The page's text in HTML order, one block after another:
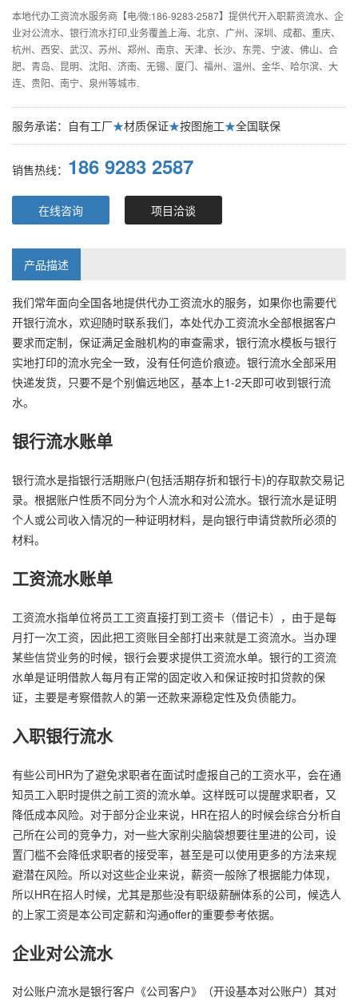
本地代办工资流水服务商【电/微:186-9283-2587】提供代开入职薪资流水、企
业对公流水、银行流水打印,业务覆盖上海、北京、广州、深圳、成都、重庆、
杭州、西安、武汉、苏州、郑州、南京、天津、长沙、东莞、宁波、佛山、合
肥、青岛、昆明、沈阳、济南、无锡、厦门、福州、温州、金华、哈尔滨、大
连、贵阳、南宁、泉州等城市.
服务承诺：自有工厂★材质保证★按图施工★全国联保
销售热线： 186 9283 2587
在线咨询 项目洽谈
产品描述
我们常年面向全国各地提供代办工资流水的服务，如果你也需要代
开银行流水，欢迎随时联系我们，本处代办工资流水全部根据客户
要求而定制，保证满足金融机构的审查需求，银行流水模板与银行
实地打印的流水完全一致，没有任何造价痕迹。银行流水全部采用
快递发货，只要不是个别偏远地区，基本上1-2天即可收到银行流
水。
银行流水账单
银行流水是指银行活期账户(包括活期存折和银行卡)的存取款交易记
录。根据账户性质不同分为个人流水和对公流水。银行流水是证明
个人或公司收入情况的一种证明材料，是向银行申请贷款所必须的
材料。
工资流水账单
工资流水指单位将员工工资直接打到工资卡（借记卡），由于是每
月打一次工资，因此把工资账目全部打出来就是工资流水。当办理
某些信贷业务的时候，银行会要求提供工资流水单。银行的工资流
水单是证明借款人每月有正常的固定收入和保证按时扣贷款的保
证，主要是考察借款人的第一还款来源稳定性及负债能力。
入职银行流水
有些公司HR为了避免求职者在面试时虚报自己的工资水平，会在通
知员工入职时提供之前工资的流水单。这样既可以提醒求职者，又
降低成本风险。对于部分企业来说，HR在招人的时候会综合分析自
己所在公司的竞争力，对一些大家削尖脑袋想要往里进的公司，设
置门槛不会降低求职者的接受率，甚至是可以使用更多的方法来规
避潜在风险。所以对这些企业来说，薪资一般除了根据能力体现，
所以HR在招人时候，尤其是那些没有职级薪酬体系的公司，候选人
的上家工资是本公司定薪和沟通offer的重要参考依据。
企业对公流水
对公账户流水是银行客户《公司客户》（开设基本对公账户）其对